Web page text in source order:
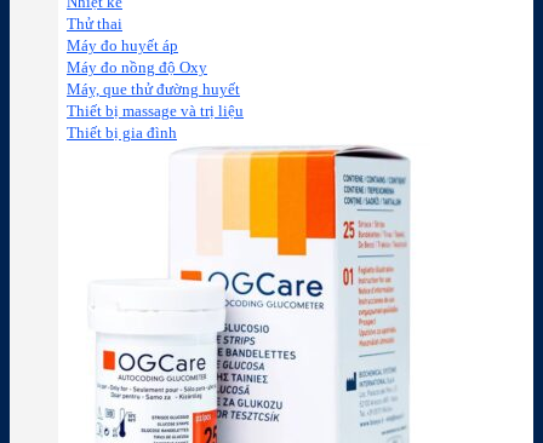
Thử thai
Máy đo huyết áp
Máy đo nồng độ Oxy
Máy, que thử đường huyết
Thiết bị massage và trị liệu
Thiết bị gia đình